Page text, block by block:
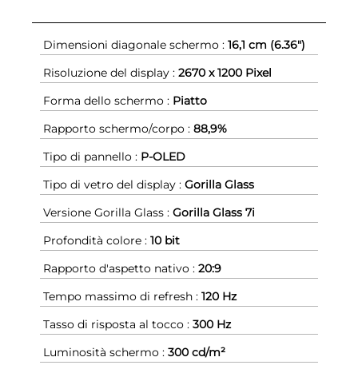
Dimensioni diagonale schermo : 16,1 cm (6.36")
Risoluzione del display : 2670 x 1200 Pixel
Forma dello schermo : Piatto
Rapporto schermo/corpo : 88,9%
Tipo di pannello : P-OLED
Tipo di vetro del display : Gorilla Glass
Versione Gorilla Glass : Gorilla Glass 7i
Profondità colore : 10 bit
Rapporto d'aspetto nativo : 20:9
Tempo massimo di refresh : 120 Hz
Tasso di risposta al tocco : 300 Hz
Luminosità schermo : 300 cd/m²